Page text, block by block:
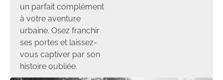
un parfait complément
à votre aventure
urbaine. Osez franchir
ses portes et laissez-
vous captiver par son
histoire oubliée.